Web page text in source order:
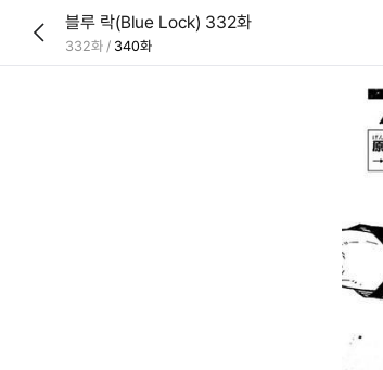
블루 락(Blue Lock) 332화
332화 / 340화